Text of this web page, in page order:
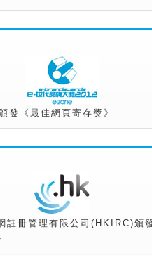
發《最佳網頁寄存獎》
註冊管理有限公司(HKIRC)頒